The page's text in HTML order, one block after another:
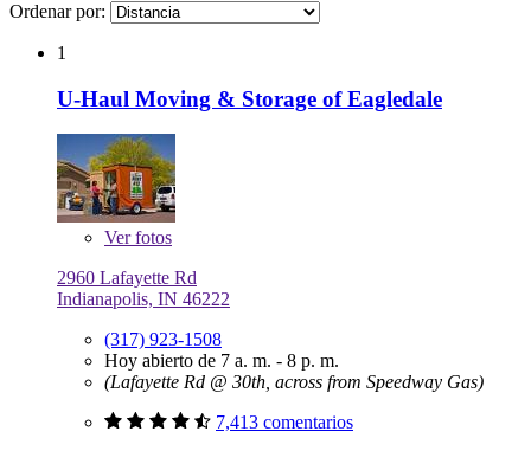
Ordenar por:
1
U-Haul Moving & Storage of Eagledale
Verfotos
2960 Lafayette Rd
Indianapolis, IN 46222
(317) 923-1508
Hoy abierto de 7 a. m. - 8 p. m.
(Lafayette Rd @ 30th, across from Speedway Gas)
7,413 comentarios